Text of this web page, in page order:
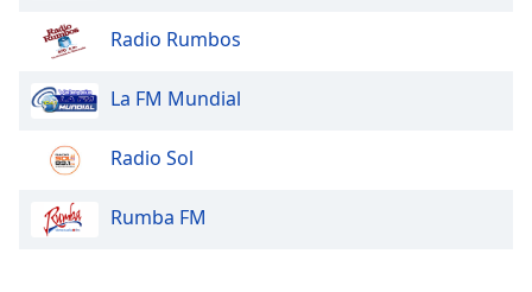
dialog
window.
Radio Rumbos
La FM Mundial
Radio Sol
Rumba FM